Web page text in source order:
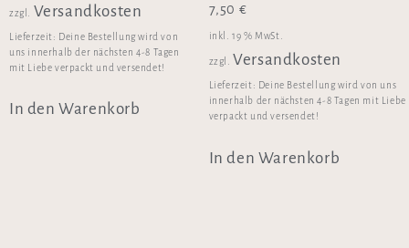
zzgl. Versandkosten
Lieferzeit: Deine Bestellung wird von
uns innerhalb der nächsten 4-8 Tagen
mit Liebe verpackt und versendet!
In den Warenkorb
7,50 €
inkl. 19 % MwSt.
zzgl. Versandkosten
Lieferzeit: Deine Bestellung wird von uns
innerhalb der nächsten 4-8 Tagen mit Liebe
verpackt und versendet!
In den Warenkorb